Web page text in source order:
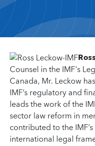
Counsel in the IMF's
Canada, Mr. Leckow
IMF’s regulatory and
leads the work of the
sector law reform in
contributed to the
international legal